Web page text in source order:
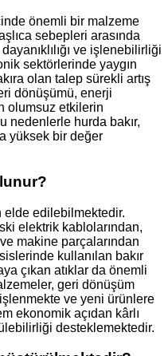
önemli bir malzeme
sebepleri arasında
ve işlenebilirliği
sektörlerinde yaygın
olan talep sürekli artış
dönüşümü, enerji
olumsuz etkilerin
nedenlerle hurda bakır,
yüksek bir değer
elde edilebilmektedir.
elektrik kablolarından,
makine parçalarından
kullanılan bakır
çıkan atıklar da önemli
geri dönüşüm
ve yeni ürünlere
ekonomik açıdan kârlı
desteklemektedir.